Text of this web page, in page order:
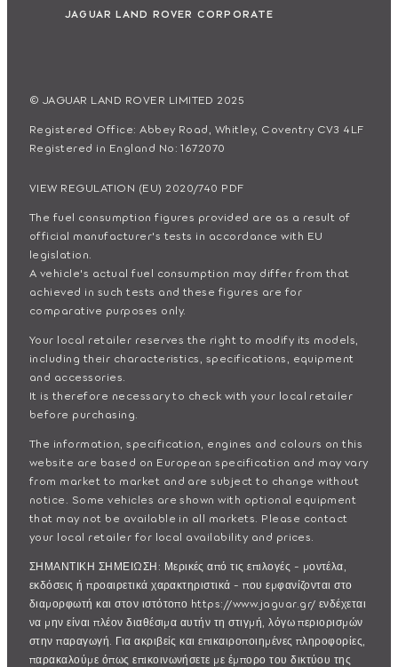
JAGUAR LAND ROVER CORPORATE
© JAGUAR LAND ROVER LIMITED 2025
Registered Office: Abbey Road, Whitley, Coventry CV3 4LF
Registered in England No: 1672070
VIEW REGULATION (EU) 2020/740 PDF
The fuel consumption figures provided are as a result of
official manufacturer's tests in accordance with EU
legislation.
A vehicle's actual fuel consumption may differ from that
achieved in such tests and these figures are for
comparative purposes only.
Your local retailer reserves the right to modify its models,
including their characteristics, specifications, equipment
and accessories.
It is therefore necessary to check with your local retailer
before purchasing.
The information, specification, engines and colours on this
website are based on European specification and may vary
from market to market and are subject to change without
notice. Some vehicles are shown with optional equipment
that may not be available in all markets. Please contact
your local retailer for local availability and prices.
ΣΗΜΑΝΤΙΚΗ ΣΗΜΕΙΩΣΗ: Μερικές από τις επιλογές - μοντέλα,
εκδόσεις ή προαιρετικά χαρακτηριστικά - που εμφανίζονται στο
διαμορφωτή και στον ιστότοπο https://www.jaguar.gr/ ενδέχεται
να μην είναι πλέον διαθέσιμα αυτήν τη στιγμή, λόγω περιορισμών
στην παραγωγή. Για ακριβείς και επικαιροποιημένες πληροφορίες,
παρακαλούμε όπως επικοινωνήσετε με έμπορο του δικτύου της